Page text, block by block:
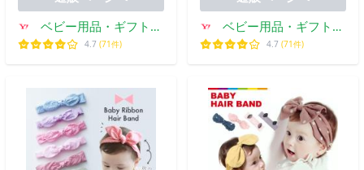
ベビー用品・ギフトの
セットゼロ
4.7 (71件)
ベビー用品・ギフトの
セットゼロ
4.7 (71件)